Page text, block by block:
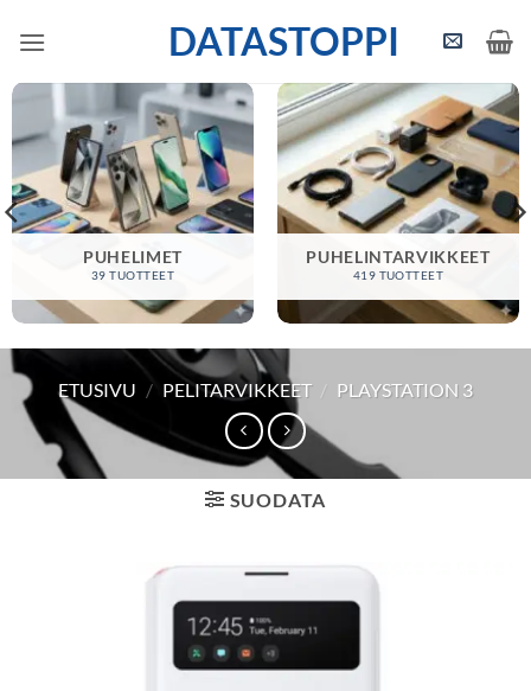
DATASTOPPI
PUHELIMET
39 TUOTTEET
PUHELINTARVIKKEET
419 TUOTTEET
ETUSIVU / PELITARVIKKEET / PLAYSTATION 3
SUODATA